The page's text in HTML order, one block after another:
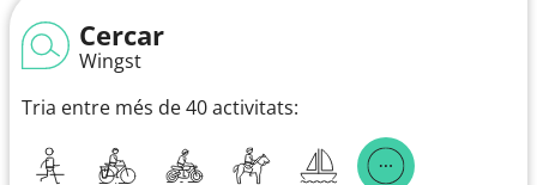
Cercar
Wingst
Tria entre més de 40 activitats: